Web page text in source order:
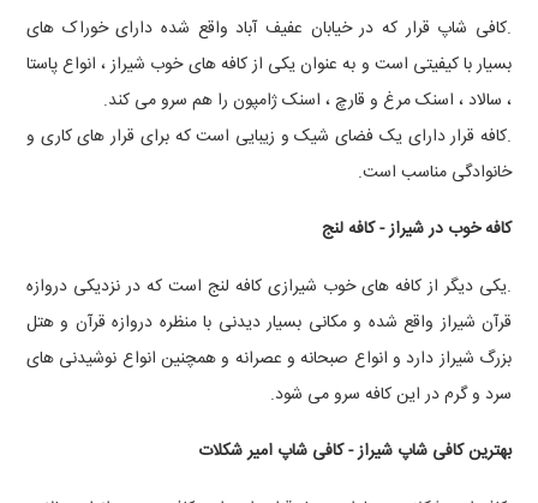
.کافی شاپ قرار که در خیابان عفیف آباد واقع شده دارای خوراک های
بسیار با کیفیتی است و به عنوان یکی از کافه های خوب شیراز ، انواع پاستا
، سالاد ، اسنک مرغ و قارچ ، اسنک ژامپون را هم سرو می کند.
.کافه قرار دارای یک فضای شیک و زیبایی است که برای قرار های کاری و
خانوادگی مناسب است.
کافه خوب در شیراز - کافه لنج
.یکی دیگر از کافه های خوب شیرازی کافه لنج است که در نزدیکی دروازه
قرآن شیراز واقع شده و مکانی بسیار دیدنی با منظره دروازه قرآن و هتل
بزرگ شیراز دارد و انواع صبحانه و عصرانه و همچنین انواع نوشیدنی های
سرد و گرم در این کافه سرو می شود.
بهترین کافی شاپ شیراز - کافی شاپ امیر شکلات